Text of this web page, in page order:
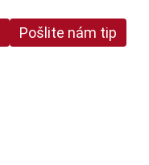
Pošlite nám tip